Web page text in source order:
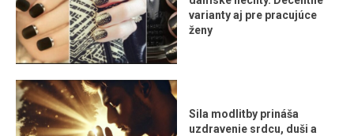
varianty aj pre pracujúce
ženy
Sila modlitby prináša
uzdravenie srdcu, duši a